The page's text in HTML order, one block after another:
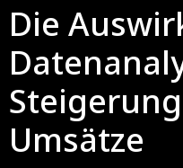
Die
Umsätze